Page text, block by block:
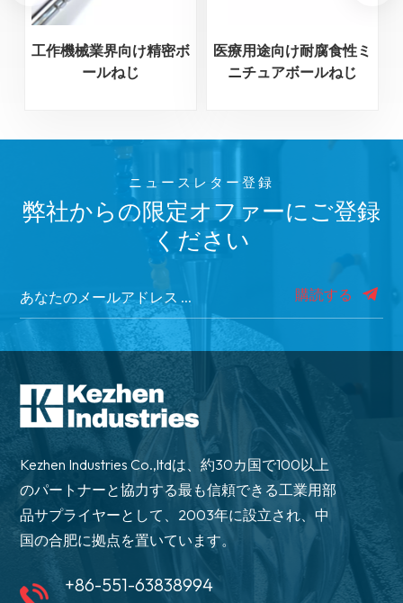
工作機械業界向け精密ボ
ールねじ
医療用途向け耐腐食性ミ
ニチュアボールねじ
ニュースレター登録
弊社からの限定オファーにご登録
ください
購読する
Kezhen Industries Co.,ltdは、約30カ国で100以上
のパートナーと協力する最も信頼できる工業用部
品サプライヤーとして、2003年に設立され、中
国の合肥に拠点を置いています。
+86-551-63838994